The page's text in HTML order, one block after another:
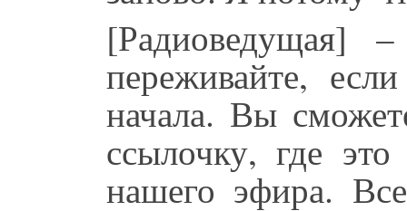
переживайте,
начала. Вы
ссылочку, где
нашего эфира.